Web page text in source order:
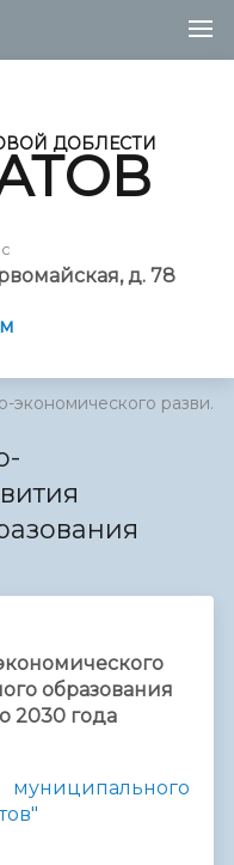
ДОБЛЕСТИ
д. 78
экономического разви...
образования
2030 года